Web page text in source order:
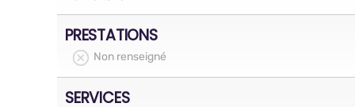
PRESTATIONS
Non renseigné
SERVICES